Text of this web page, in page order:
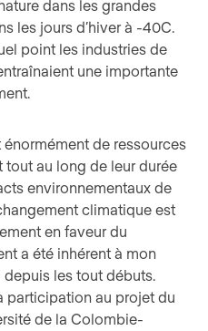
dans les grandes
les jours d’hiver à -40C.
point les industries de
une importante
de ressources
au long de leur durée
environnementaux de
climatique est
en faveur du
a été inhérent à mon
les tout débuts.
participation au projet du
de la Colombie-